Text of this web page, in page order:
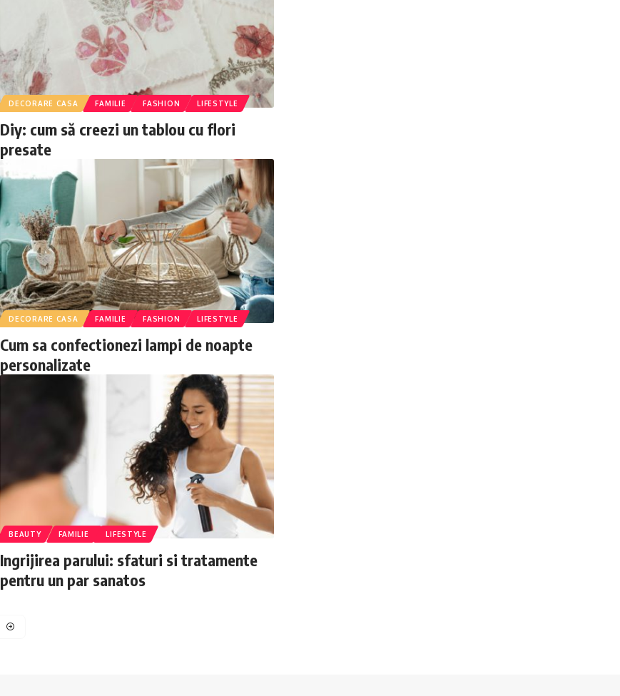
DECORARE CASA FAMILIE FASHION LIFESTYLE
Diy: cum să creezi un tablou cu flori
presate
DECORARE CASA FAMILIE FASHION LIFESTYLE
Cum sa confectionezi lampi de noapte
personalizate
BEAUTY FAMILIE LIFESTYLE
Ingrijirea parului: sfaturi si tratamente
pentru un par sanatos